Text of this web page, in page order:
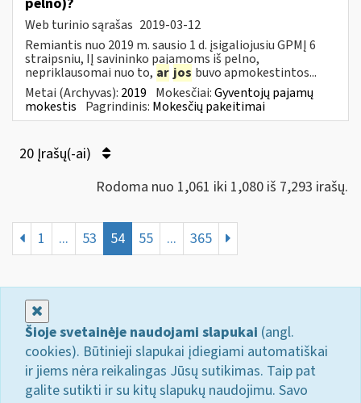
Web turinio sąrašas 2019-03-12
Remiantis nuo 2019 m. sausio 1 d. įsigaliojusiu GPMĮ 6
straipsniu, IĮ savininko pajamoms iš pelno,
nepriklausomai nuo to, ar jos buvo apmokestintos...
Metai (Archyvas): 2019 Mokesčiai:Gyventojų pajamų
mokestis Pagrindinis: Mokesčių pakeitimai
20 Įrašų(-ai)
Rodoma nuo 1,061 iki 1,080 iš 7,293 irašų.
1 ... 53 54 55 ... 365
Šioje svetainėje naudojami slapukai (angl.
cookies). Būtinieji slapukai įdiegiami automatiškai
ir jiems nėra reikalingas Jūsų sutikimas. Taip pat
galite sutikti ir su kitų slapukų naudojimu. Savo